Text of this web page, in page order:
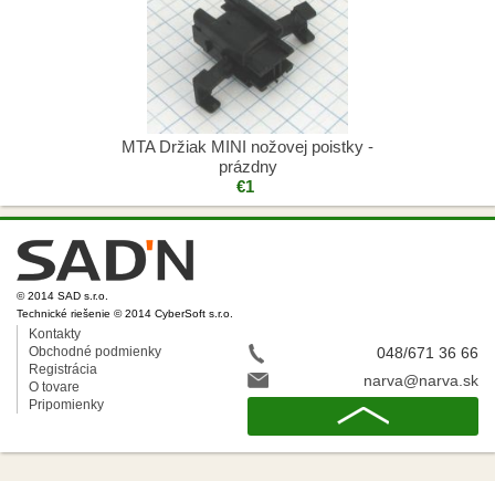
MTA Držiak MINI nožovej poistky -
prázdny
€1
© 2014 SAD s.r.o.
Technické riešenie © 2014 CyberSoft s.r.o.
Kontakty
Obchodné podmienky
Registrácia
O tovare
Pripomienky
048/671 36 66
narva@narva.sk